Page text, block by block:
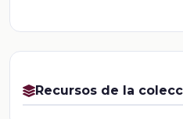
Recursos de la